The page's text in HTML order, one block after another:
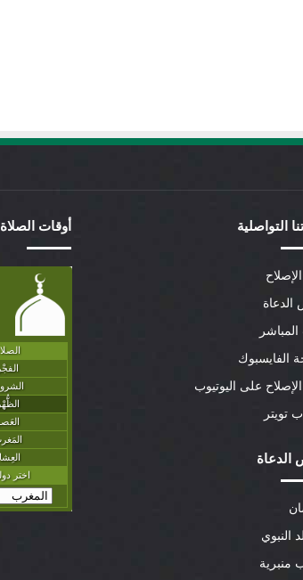
التواصلية
الدعاة
المباشر
الفايسبوك
الإصلاح على اليوتيوب
تويتر
الدعاة
النبوي
أوقات الصلاة